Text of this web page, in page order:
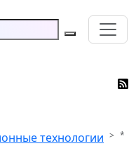
технологии *